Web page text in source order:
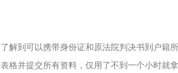
解到可以携带身份证和原法院判决书到户籍
格并提交所有资料，仅用了不到一个小时就